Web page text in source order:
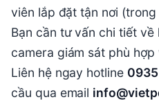
viên lắp đặt tận nơi
Bạn cần tư vấn chi tiết
camera giám sát phù
Liên hệ ngay hotline
cầu qua email